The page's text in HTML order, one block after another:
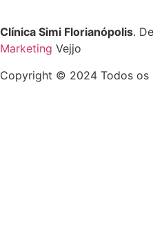
Clínica Simi Florianópolis.
Marketing Vejjo
Copyright © 2024 Todos os